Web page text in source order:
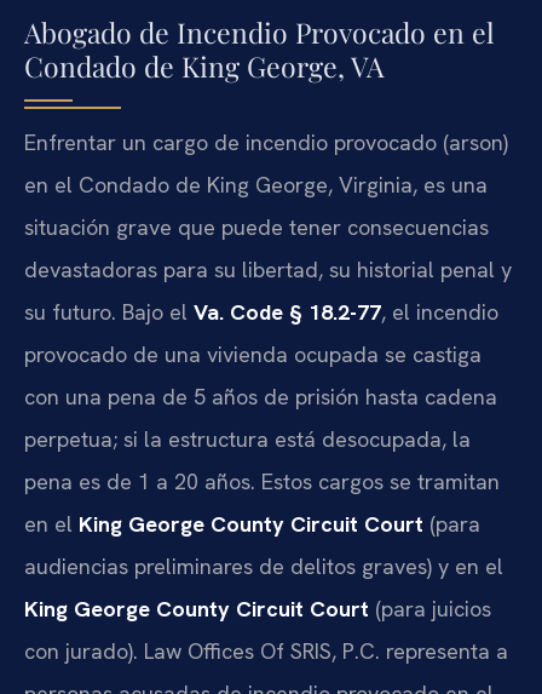
Abogado de Incendio Provocado en el
Condado de King George, VA
Enfrentar un cargo de incendio provocado (arson)
en el Condado de King George, Virginia, es una
situación grave que puede tener consecuencias
devastadoras para su libertad, su historial penal y
su futuro. Bajo el Va. Code § 18.2-77, el incendio
provocado de una vivienda ocupada se castiga
con una pena de 5 años de prisión hasta cadena
perpetua; si la estructura está desocupada, la
pena es de 1 a 20 años. Estos cargos se tramitan
en el King George County Circuit Court (para
audiencias preliminares de delitos graves) y en el
King George County Circuit Court (para juicios
con jurado). Law Offices Of SRIS, P.C. representa a